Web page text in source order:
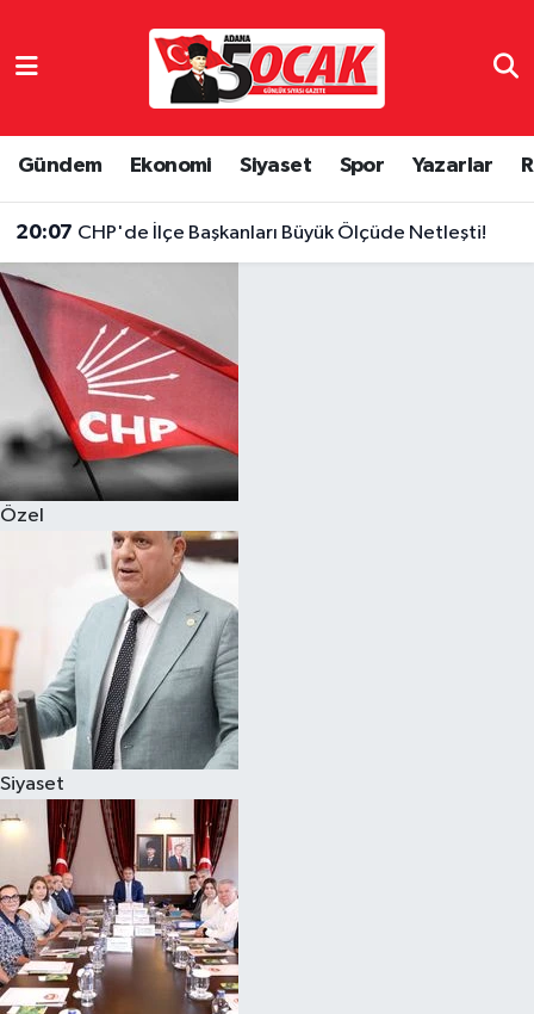
Gündem Ekonomi Siyaset Spor Yazarlar
20:07 CHP'de İlçe Başkanları Büyük Ölçüde Netleşti!
Özel
Siyaset
Eğitim
Ekonomi
Gündem
Magazin
Özel
Resmi İlanlar
Sağlık
Siyaset
Spor
Yaşam
Yerel Yönetimler
Hava Durumu
Son Dakika Haberleri
Haber Arşivi